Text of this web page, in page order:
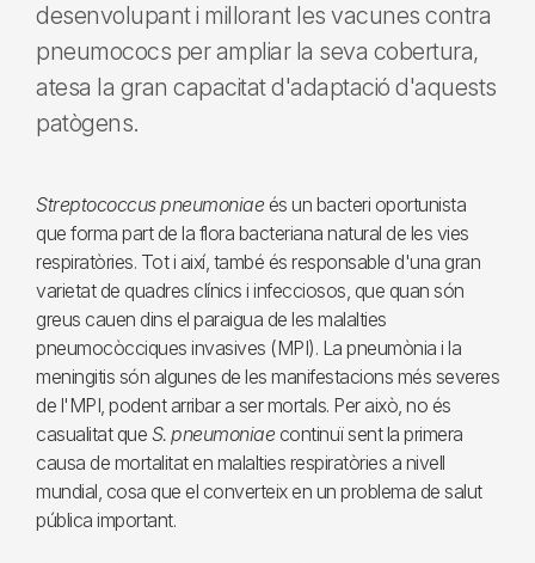
desenvolupant i millorant les vacunes contra
pneumococs per ampliar la seva cobertura,
atesa la gran capacitat d'adaptació d'aquests
patògens.
Streptococcus pneumoniae és un bacteri oportunista
que forma part de la flora bacteriana natural de les vies
respiratòries. Tot i així, també és responsable d'una gran
varietat de quadres clínics i infecciosos, que quan són
greus cauen dins el paraigua de les malalties
pneumocòcciques invasives (MPI). La pneumònia i la
meningitis són algunes de les manifestacions més severes
de l'MPI, podent arribar a ser mortals. Per això, no és
casualitat que S. pneumoniae continuï sent la primera
causa de mortalitat en malalties respiratòries a nivell
mundial, cosa que el converteix en un problema de salut
pública important.